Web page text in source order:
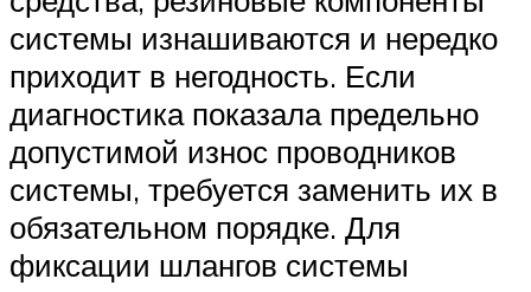
системы изнашиваются и нередко
приходит в негодность. Если
диагностика показала предельно
допустимой износ проводников
системы, требуется заменить их в
обязательном порядке. Для
фиксации шлангов системы